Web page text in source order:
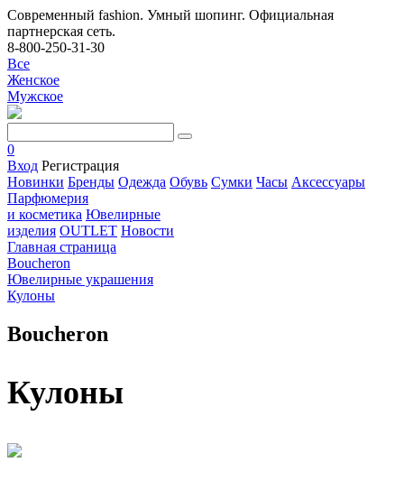
Современный fashion. Умный шопинг. Официальная
партнерская сеть.
8-800-250-31-30
Все
Женское
Мужское
0
Вход Регистрация
Новинки Бренды Одежда Обувь Сумки Часы Аксессуары
Парфюмерия
и косметика Ювелирные
изделия OUTLET Новости
Главная страница
Boucheron
Ювелирные украшения
Кулоны
Boucheron
Кулоны